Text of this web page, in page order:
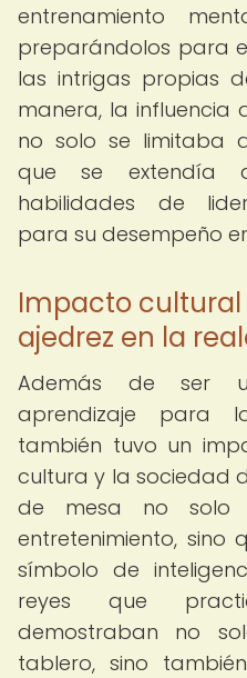
entrenamiento
preparándolos para
las intrigas propias
manera, la influencia
no solo se limitaba
que se extendía
habilidades de
para su desempeño
Impacto cultural
ajedrez en la
Además de ser
aprendizaje para
también tuvo un
cultura y la sociedad
de mesa no
entretenimiento, sino
símbolo de
reyes que
demostraban no
tablero, sino